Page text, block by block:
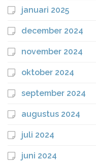
januari 2025
december 2024
november 2024
oktober 2024
september 2024
augustus 2024
juli 2024
juni 2024